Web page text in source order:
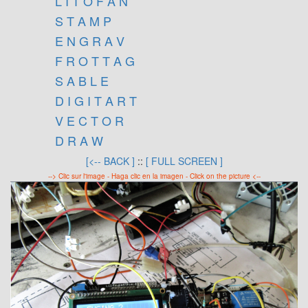
S T A M P
E N G R A V
F R O T T A G
S A B L E
D I G I T A R T
V E C T O R
D R A W
[<-- BACK ] :: [ FULL SCREEN ]
--> Clic sur l'image - Haga clic en la imagen - Click on the picture <--